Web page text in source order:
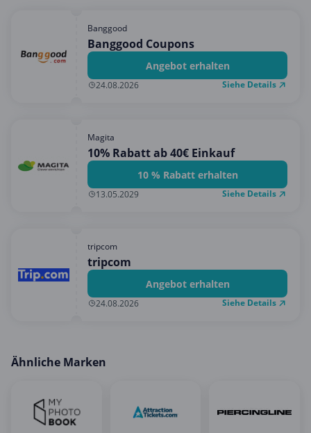
Banggood
Banggood Coupons
Angebot erhalten
24.08.2026 Siehe Details
Magita
10% Rabatt ab 40€ Einkauf
10 % Rabatt erhalten
13.05.2029 Siehe Details
tripcom
tripcom
Angebot erhalten
24.08.2026 Siehe Details
Ähnliche Marken